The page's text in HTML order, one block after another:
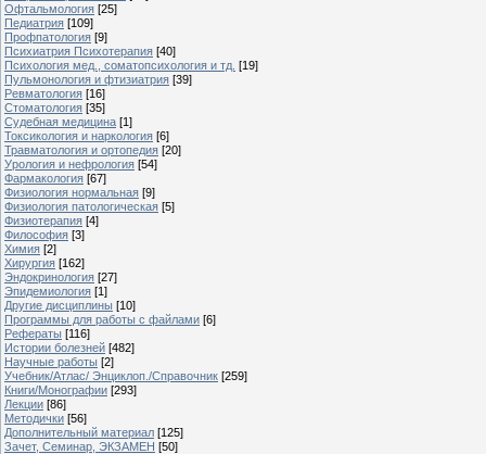
Офтальмология [25]
Педиатрия [109]
Профпатология [9]
Психиатрия Психотерапия [40]
Психология мед., соматопсихология и тд. [19]
Пульмонология и фтизиатрия [39]
Ревматология [16]
Стоматология [35]
Судебная медицина [1]
Токсикология и наркология [6]
Травматология и ортопедия [20]
Урология и нефрология [54]
Фармакология [67]
Физиология нормальная [9]
Физиология патологическая [5]
Физиотерапия [4]
Философия [3]
Химия [2]
Хирургия [162]
Эндокринология [27]
Эпидемиология [1]
Другие дисциплины [10]
Программы для работы с файлами [6]
Рефераты [116]
Истории болезней [482]
Научные работы [2]
Учебник/Атлас/ Энциклоп./Справочник [259]
Книги/Монографии [293]
Лекции [86]
Методички [56]
Дополнительный материал [125]
Зачет, Семинар, ЭКЗАМЕН [50]